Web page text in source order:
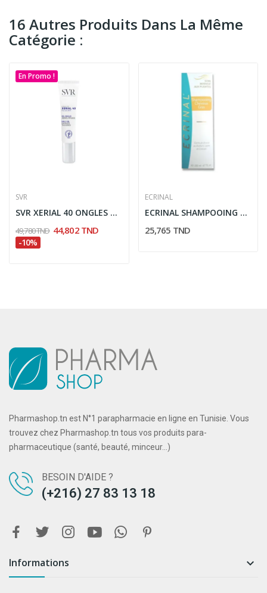
16 Autres Produits Dans La Même
Catégorie :
En Promo !
SVR
SVR XERIAL 40 ONGLES ABIMES APAISSIS 10ML
49,780 TND 44,802 TND
-10%
ECRINAL
ECRINAL SHAMPOOING CHEVEUX GRAS 200ML
25,765 TND
Pharmashop.tn est N°1 parapharmacie en ligne en Tunisie. Vous
trouvez chez Pharmashop.tn tous vos produits para-
pharmaceutique (santé, beauté, minceur...)
BESOIN D'AIDE ?
(+216) 27 83 13 18
Informations 